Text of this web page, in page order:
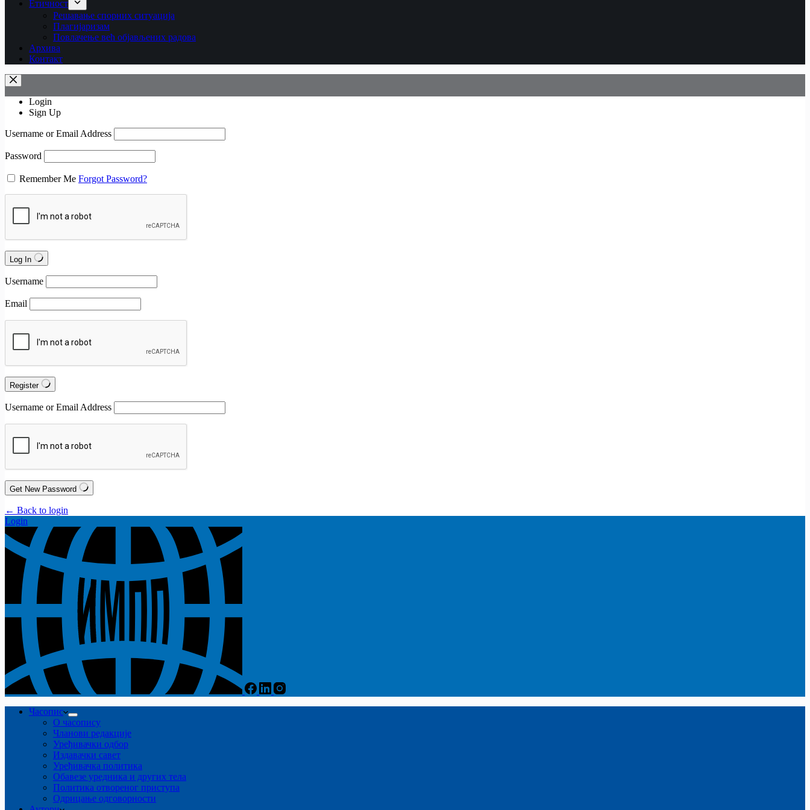
Етичност
Рeшaвaњe спорних ситуација
Плагијаризам
Повлачење већ објављених радова
Архива
Контакт
Login
Sign Up
Username or Email Address
Password
Remember Me Forgot Password?
Log In
Username
Email
Register
Username or Email Address
Get New Password
← Back to login
Login
Часопис
О часопису
Чланови редакције
Уређивачки одбор
Издавачки савет
Уређивачка политика
Обавезе уредника и других тела
Пoлитикa oтвoрeнoг приступa
Одрицање одговорности